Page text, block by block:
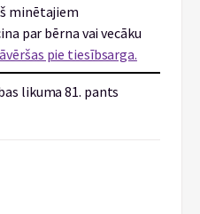
minētajiem
par bērna vai vecāku
pie tiesībsarga.
likuma 81. pants